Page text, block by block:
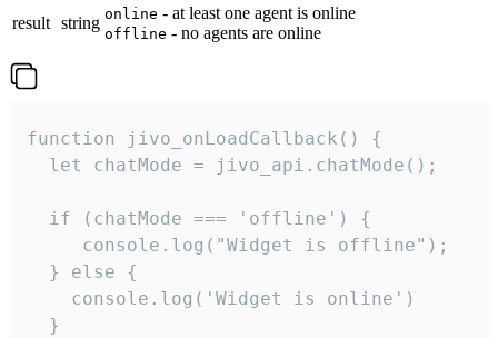
result string online - at least one agent is online
offline - no agents are online
function jivo_onLoadCallback() {
  let chatMode = jivo_api.chatMode();
  if (chatMode === 'offline') {
     console.log("Widget is offline");
  } else {
    console.log('Widget is online')
  }